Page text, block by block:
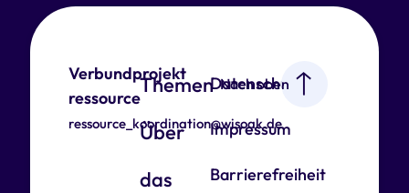
Verbundprojekt
ressource
ressource_koordination@wisoak.de
Themen
Über
das
Datenschutz
Impressum
Barrierefreiheit
Nach oben